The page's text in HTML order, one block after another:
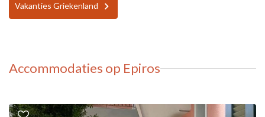
Vakanties Griekenland
Accommodaties op Epiros